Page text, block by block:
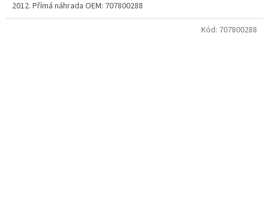
2012. Přímá náhrada OEM: 707800288
Kód: 707800288